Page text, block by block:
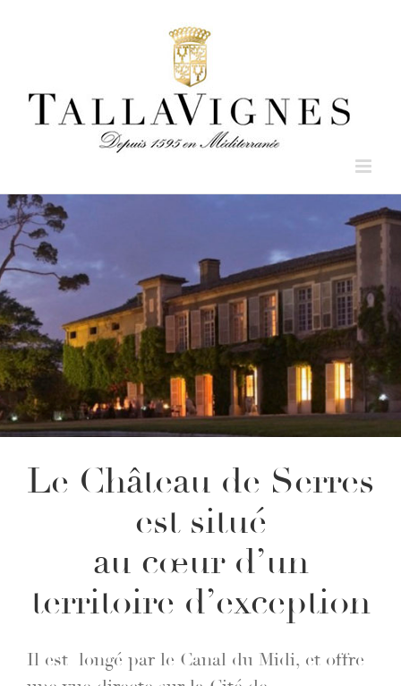
Le Château de Serres
est situé
au cœur d’un
territoire d’exception
Il est longé par le Canal du Midi, et offre